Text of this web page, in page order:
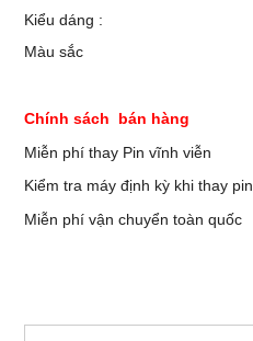
Kiểu dáng :
Màu sắc
Chính sách bán hàng
Miễn phí thay Pin vĩnh viễn
Kiểm tra máy định kỳ khi thay pin
Miễn phí vận chuyển toàn quốc